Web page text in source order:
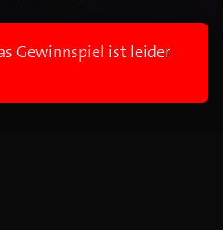
Gewinnspiel ist leider